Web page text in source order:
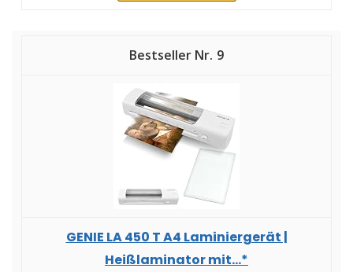
9
GENIE LA 450 T A4 Laminiergerät |
Heißlaminator mit...*